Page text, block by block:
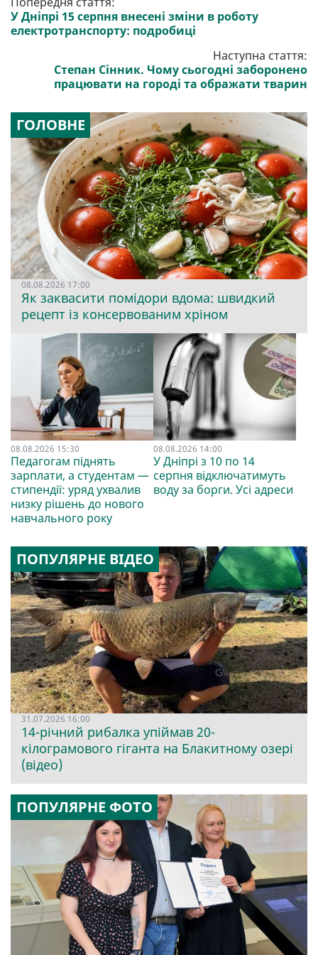
У Дніпрі 15 серпня внесені зміни в роботу
електротранспорту: подробиці
Наступна стаття:
Степан Сінник. Чому сьогодні заборонено
працювати на городі та ображати тварин
ГОЛОВНЕ
08.08.2026 17:00
Як заквасити помідори вдома: швидкий
рецепт із консервованим хріном
08.08.2026 15:30
Педагогам піднять
зарплати, а студентам —
стипендії: уряд ухвалив
низку рішень до нового
навчального року
08.08.2026 14:00
У Дніпрі з 10 по 14
серпня відключатимуть
воду за борги. Усі адреси
ПОПУЛЯРНЕ ВІДЕО
31.07.2026 16:00
14-річний рибалка упіймав 20-
кілограмового гіганта на Блакитному озері
(відео)
ПОПУЛЯРНЕ ФОТО